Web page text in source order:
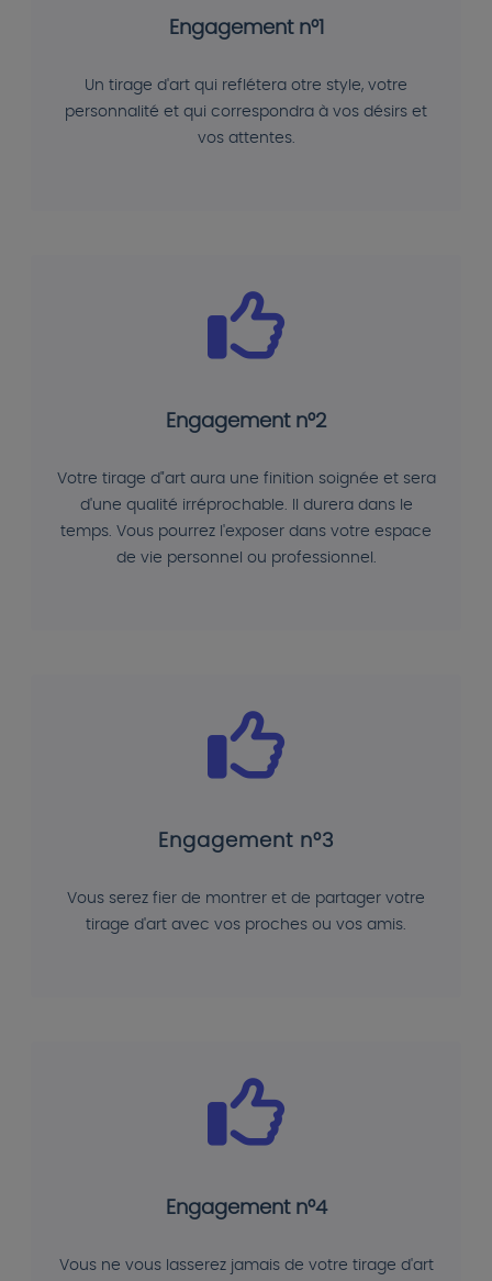
Engagement n°1
Un tirage d'art qui reflétera otre style, votre
personnalité et qui correspondra à vos désirs et
vos attentes.
Engagement n°2
Votre tirage d"art aura une finition soignée et sera
d'une qualité irréprochable. Il durera dans le
temps. Vous pourrez l'exposer dans votre espace
de vie personnel ou professionnel.
Engagement n°3
Vous serez fier de montrer et de partager votre
tirage d'art avec vos proches ou vos amis.
Engagement n°4
Vous ne vous lasserez jamais de votre tirage d'art